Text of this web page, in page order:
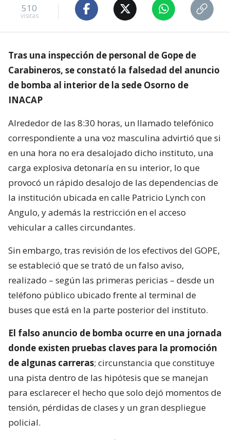
510
visitas
Tras una inspección de personal de Gope de
Carabineros, se constató la falsedad del anuncio
de bomba al interior de la sede Osorno de
INACAP
Alrededor de las 8:30 horas, un llamado telefónico
correspondiente a una voz masculina advirtió que si
en una hora no era desalojado dicho instituto, una
carga explosiva detonaría en su interior, lo que
provocó un rápido desalojo de las dependencias de
la institución ubicada en calle Patricio Lynch con
Angulo, y además la restricción en el acceso
vehicular a calles circundantes.
Sin embargo, tras revisión de los efectivos del GOPE,
se estableció que se trató de un falso aviso,
realizado – según las primeras pericias – desde un
teléfono público ubicado frente al terminal de
buses que está en la parte posterior del instituto.
El falso anuncio de bomba ocurre en una jornada
donde existen pruebas claves para la promoción
de algunas carreras; circunstancia que constituye
una pista dentro de las hipótesis que se manejan
para esclarecer el hecho que solo dejó momentos de
tensión, pérdidas de clases y un gran despliegue
policial.